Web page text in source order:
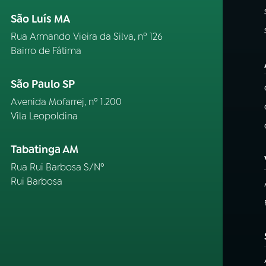
São Luís MA
Rua Armando Vieira da Silva, nº 126
Bairro de Fátima
São Paulo SP
Avenida Mofarrej, nº 1.200
Vila Leopoldina
Tabatinga AM
Rua Rui Barbosa S/Nº
Rui Barbosa